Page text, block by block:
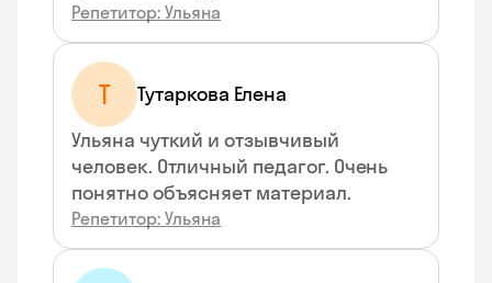
Репетитор: Ульяна
Т
Тутаркова Елена
Ульяна чуткий и отзывчивый
человек. Отличный педагог. Очень
понятно объясняет материал.
Репетитор: Ульяна